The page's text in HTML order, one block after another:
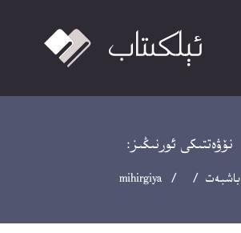
نۆۋەتتىكى ئورنىڭىز:
باشبەت / / mihirgiya